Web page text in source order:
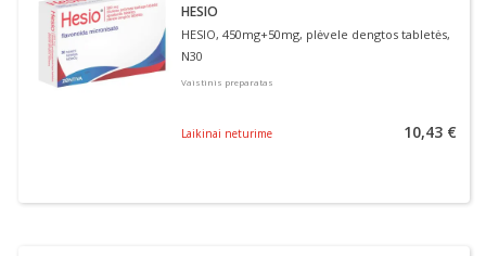
HESIO
HESIO, 450mg+50mg, plėvele dengtos tabletės,
N30
Vaistinis preparatas
Laikinai neturime 10,43 €